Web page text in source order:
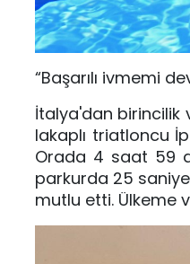
“Başarılı ivmemi
İtalya'dan birincilik
lakaplı triatloncu
Orada 4 saat 59
parkurda 25
mutlu etti. Ülkeme